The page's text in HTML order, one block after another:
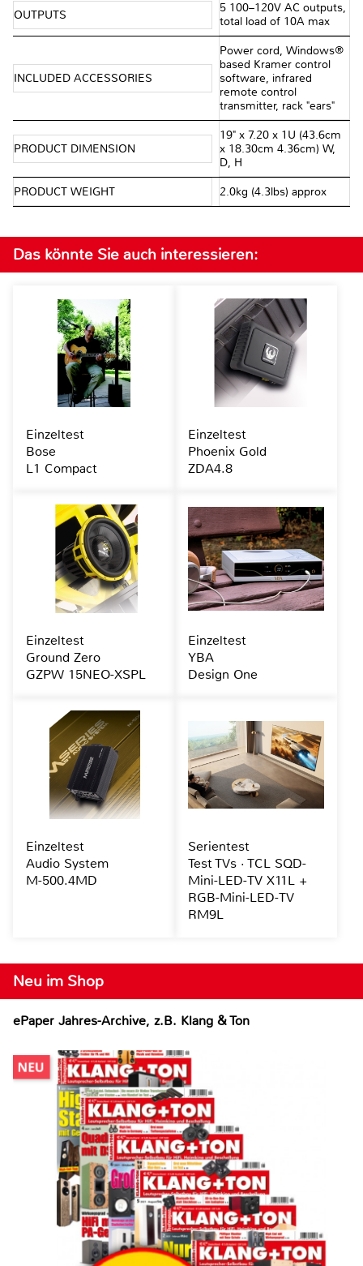
OUTPUTS
5 100–120V AC outputs,
total load of 10A max
INCLUDED ACCESSORIES
Power cord, Windows®
based Kramer control
software, infrared
remote control
transmitter, rack "ears"
PRODUCT DIMENSION
19" x 7.20 x 1U (43.6cm
x 18.30cm 4.36cm) W,
D, H
PRODUCT WEIGHT 2.0kg (4.3lbs) approx
Neu im Shop
ePaper Jahres-Archive, z.B. Klang & Ton
Das könnte Sie auch interessieren:
Einzeltest
Bose
L1 Compact
Einzeltest
Phoenix Gold
ZDA4.8
Einzeltest
Ground Zero
GZPW 15NEO-XSPL
Einzeltest
YBA
Design One
Einzeltest
Audio System
M-500.4MD
Serientest
Test TVs · TCL SQD-
Mini-LED-TV X11L +
RGB-Mini-LED-TV
RM9L